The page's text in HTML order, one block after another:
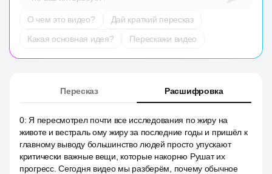
О чем это видео?
Дай краткий пересказ
Какая основная идея?
Перескажи видео
Пересказ Расшифровка
0: Я пересмотрел почти все исследования по жиру на
животе и вестраль ому жиру за последние годы и пришёл к
главному выводу большинство людей просто упускают
критически важные вещи, которые накорню Рушат их
прогресс. Сегодня видео мы разберём, почему обычное